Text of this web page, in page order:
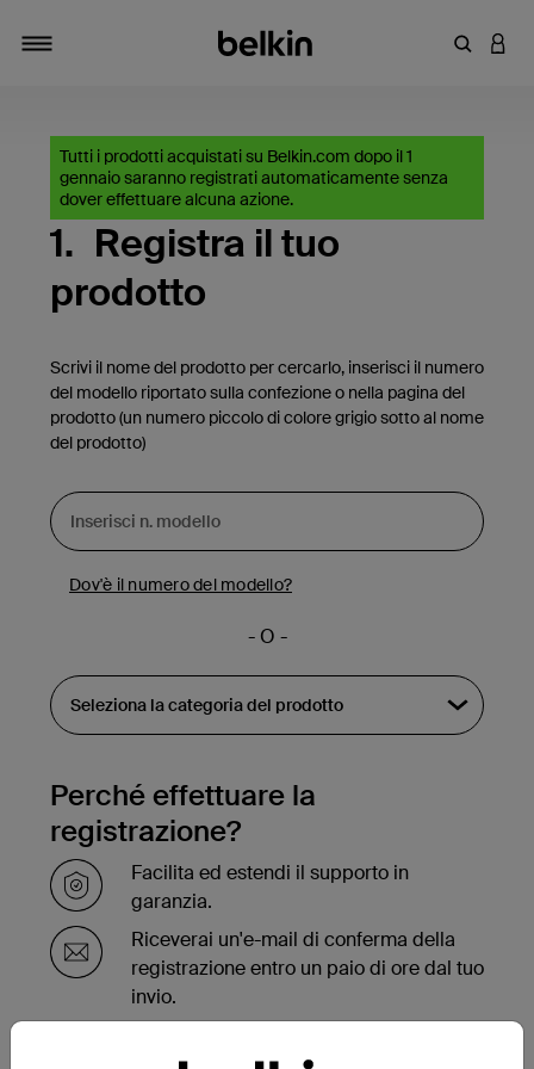
Inserisci
Tutti i prodotti acquistati su Belkin.com dopo il 1
gennaio saranno registrati automaticamente senza
dover effettuare alcuna azione.
1. Registra il tuo
prodotto
Scrivi il nome del prodotto per cercarlo, inserisci il numero
del modello riportato sulla confezione o nella pagina del
prodotto (un numero piccolo di colore grigio sotto al nome
del prodotto)
Dov'è il numero del modello?
- O -
Perché effettuare la
registrazione?
Facilita ed estendi il supporto in
garanzia.
Riceverai un'e-mail di conferma della
registrazione entro un paio di ore dal tuo
invio.
registrati sulla parte inferiore della